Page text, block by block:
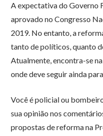
A expectativa do Governo
aprovado no Congresso
2019. No entanto, a
tanto de políticos, quanto
Atualmente, encontra-se
onde deve seguir ainda
Você é policial ou
sua opinião nos
propostas de reforma na